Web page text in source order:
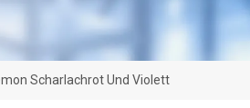
Scharlachrot Und Violett